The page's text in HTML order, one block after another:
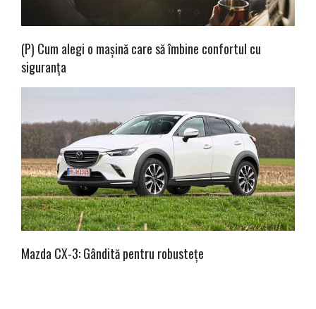
(P) Cum alegi o mașină care să îmbine confortul cu
siguranța
Mazda CX-3: Gândită pentru robustețe